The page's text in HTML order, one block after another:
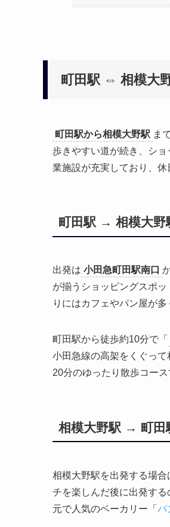
町田駅 ⇔ 相模大
町田駅から相模大野駅 ま
歩きやすい道が続き、シ
業施設が充実しており、休
町田駅 → 相模大野
出発は 小田急町田駅南口
が揃うショッピングスポ
りにはカフェやパン屋が多
町田駅から徒歩約10分で「
小田急線の高架をくぐっ
20分のゆったり散歩コース
相模大野駅 → 町田
相模大野駅を出発する場合
チを楽しんだ後に出発す
元で人気のベーカリー「 パ